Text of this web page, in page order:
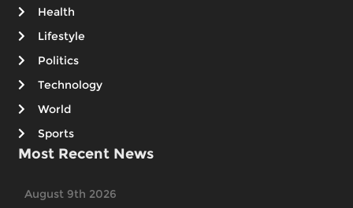
Health
Lifestyle
Politics
Technology
World
Sports
Most Recent News
August 9th 2026